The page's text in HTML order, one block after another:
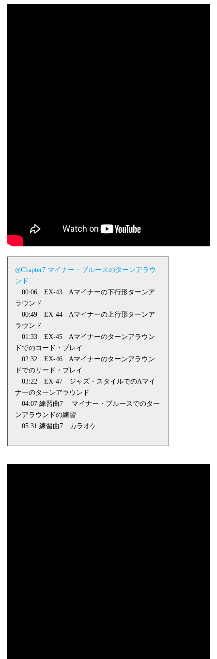
◎Chapter7 マイナー・ブルースのターンアラウ
ンド
00:06 EX-43 Aマイナーの下行形ターンア
ラウンド
00:49 EX-44 Aマイナーの上行形ターンア
ラウンド
01:33 EX-45 Aマイナーのターンアラウン
ドでのコード・プレイ
02:32 EX-46 Aマイナーのターンアラウン
ドでのリード・プレイ
03:22 EX-47 ジャズ・スタイルでのAマイ
ナーのターンアラウンド
04:07 練習曲 7 マイナー・ブルースでのター
ンアラウンドの練習
05:31 練習曲 7 カラオケ